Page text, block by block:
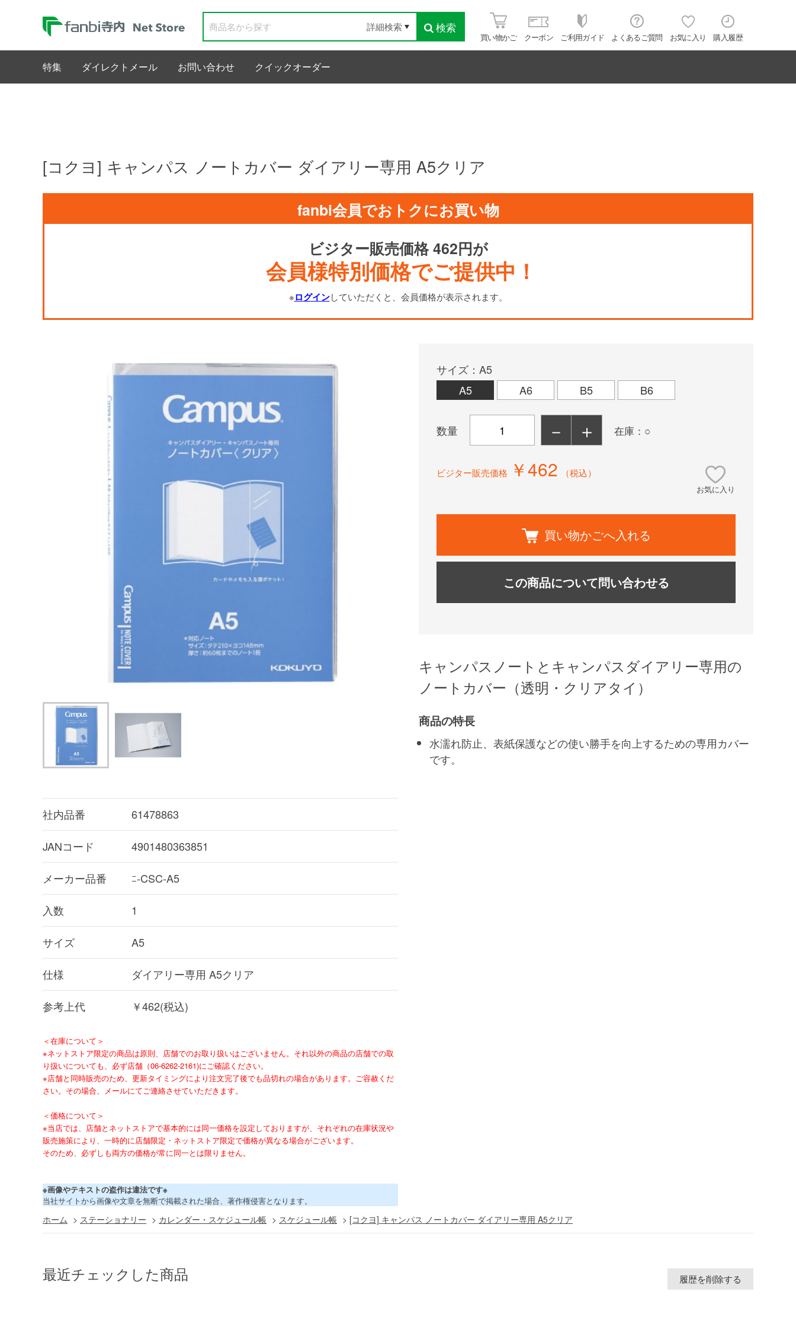
検索
詳細検索
買い物かご クーポン ご利用ガイド よくあるご質問 お気に入り 購入履歴
特集 ダイレクトメール お問い合わせ クイックオーダー
[コクヨ] キャンパス ノートカバー ダイアリー専用 A5クリア
fanbi会員でおトクにお買い物
ビジター販売価格 462円が
会員様特別価格でご提供中！
※ログインしていただくと、会員価格が表示されます。
社内品番 61478863
JANコード 4901480363851
メーカー品番 ﾆ-CSC-A5
入数 1
サイズ A5
仕様 ダイアリー専用 A5クリア
参考上代 ￥462(税込)
＜在庫について＞
※ネットストア限定の商品は原則、店舗でのお取り扱いはございません。それ以外の商品の店舗での取
り扱いについても、必ず店舗（06-6262-2161)にご確認ください。
※店舗と同時販売のため、更新タイミングにより注文完了後でも品切れの場合があります。ご容赦くだ
さい。その場合、メールにてご連絡させていただきます。
＜価格について＞
※当店では、店舗とネットストアで基本的には同一価格を設定しておりますが、それぞれの在庫状況や
販売施策により、一時的に店舗限定・ネットストア限定で価格が異なる場合がございます。
そのため、必ずしも両方の価格が常に同一とは限りません。
※画像やテキストの盗作は違法です※
当社サイトから画像や文章を無断で掲載された場合、著作権侵害となります。
サイズ：A5
A5
A6 B5 B6
数量 － ＋ 在庫：○
ビジター販売価格 ￥462 （税込）
お気に入り
買い物かごへ入れる
この商品について問い合わせる
キャンパスノートとキャンパスダイアリー専用の
ノートカバー（透明・クリアタイ）
商品の特長
水濡れ防止、表紙保護などの使い勝手を向上するための専用カバー
です。
ホーム > ステーショナリー > カレンダー・スケジュール帳 > スケジュール帳 > [コクヨ] キャンパス ノートカバー ダイアリー専用 A5クリア
最近チェックした商品 履歴を削除する